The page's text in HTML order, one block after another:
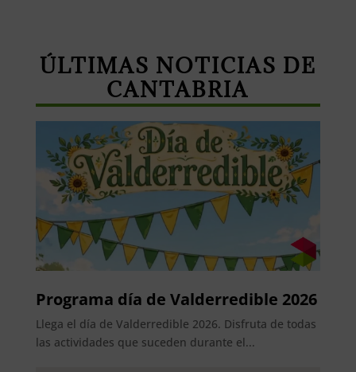
ÚLTIMAS NOTICIAS DE
CANTABRIA
Programa día de Valderredible 2026
Llega el día de Valderredible 2026. Disfruta de todas
las actividades que suceden durante el...